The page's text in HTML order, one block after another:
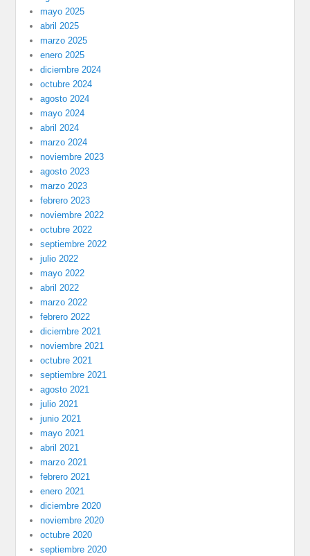
mayo 2025
abril 2025
marzo 2025
enero 2025
diciembre 2024
octubre 2024
agosto 2024
mayo 2024
abril 2024
marzo 2024
noviembre 2023
agosto 2023
marzo 2023
febrero 2023
noviembre 2022
octubre 2022
septiembre 2022
julio 2022
mayo 2022
abril 2022
marzo 2022
febrero 2022
diciembre 2021
noviembre 2021
octubre 2021
septiembre 2021
agosto 2021
julio 2021
junio 2021
mayo 2021
abril 2021
marzo 2021
febrero 2021
enero 2021
diciembre 2020
noviembre 2020
octubre 2020
septiembre 2020